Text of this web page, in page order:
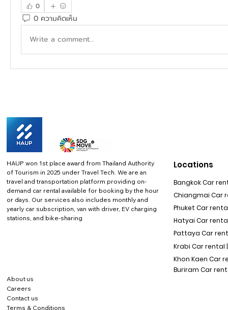
0
0 ความคิดเห็น
Write a comment...
HAUP won 1st place award from Thailand Authority
of Tourism in 2025 under Travel Tech. We are an
travel and transportation platform providing on-
demand car rental available for booking by the hour
or days. Our services also includes monthly and
yearly car subscription, van with driver, EV charging
stations, and bike-sharing
About us
Careers
Contact us
Terms & Conditions
Locations
Bangkok Car
Chiangmai Car
Phuket Car rental
Hatyai Car
Pattaya Car
Krabi Car rental |
Khon Kaen Car
Buriram Car